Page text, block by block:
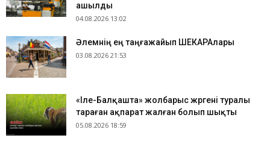
ашылды
04.08.2026 13:02
​Әлемнің ең таңғажайып ШЕКАРАлары
03.08.2026 21:53
«Іле-Балқашта» жолбарыс жүргені туралы
тараған ақпарат жалған болып шықты
05.08.2026 18:59